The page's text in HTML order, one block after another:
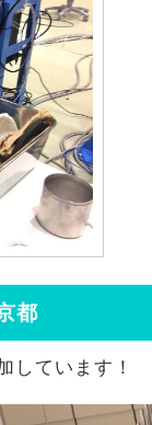
都
しています！